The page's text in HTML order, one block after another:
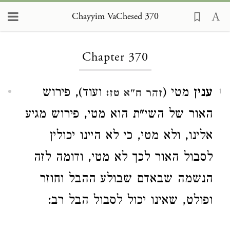
Chayyim VaChesed 370
Chapter 370
1 ענין מטי (זהר ח"א טז: ועוד), פירוש
האור של השי"ת הוא מטי, פירוש מגיע
אלינו, ולא מטי, כי לא היינו יכולין
לסבול האור לכך לא מטי, ודומה לזה
הנשמה שבאדם שבולע ההבל וחוזר
ופולט, שאינו יכול לסבול הבל רב: